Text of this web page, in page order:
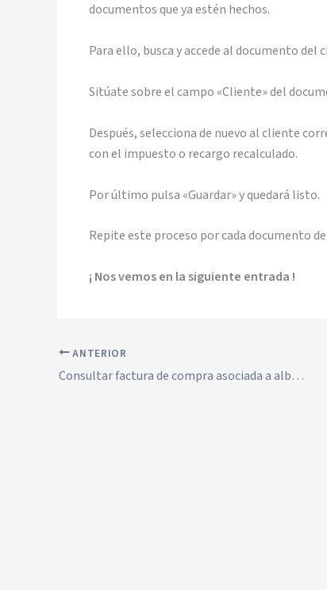
documentos que ya estén hechos.
Para ello, busca y accede al documento
Sitúate sobre el campo «Cliente» del
Después, selecciona de nuevo al cliente
con el impuesto o recargo recalculado.
Por último pulsa «Guardar» y quedará listo.
Repite este proceso por cada documento
¡ Nos vemos en la siguiente entrada !
ANTERIOR
Consultar factura de compra asociada a albarán de compra en Solincloud / Vestanube